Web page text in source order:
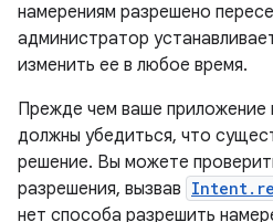
намерениям разрешено
администратор
изменить ее в любое время.
Прежде чем ваше приложение
должны убедиться, что
решение. Вы можете
разрешения, вызвав
нет способа разрешить